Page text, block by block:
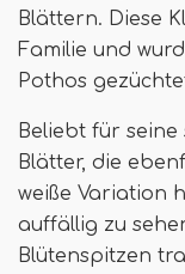
Blättern. Diese
Familie und
Pothos
Beliebt für
Blätter, die
weiße Variation
auffällig zu
Blütenspitzen